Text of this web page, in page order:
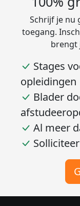
Schrijf je nu
toegang.
brengt
Stages
opleidingen
Blader
Al meer